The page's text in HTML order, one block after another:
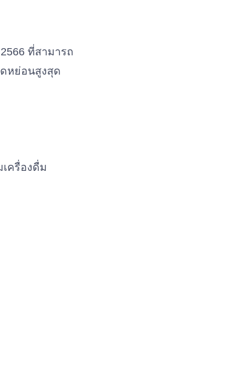
ที่สามารถ
หย่อนสูงสุด
ครื่องดื่ม